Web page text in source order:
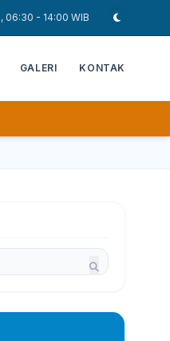
06:30 - 14:00 WIB
GALERI KONTAK